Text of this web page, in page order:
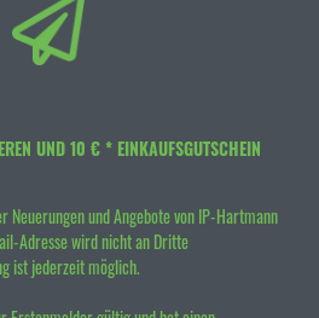
UND 10 € * EINKAUFSGUTSCHEIN
Neuerungen und Angebote von IP-Hartmann
Adresse wird nicht an Dritte
ist jederzeit möglich.